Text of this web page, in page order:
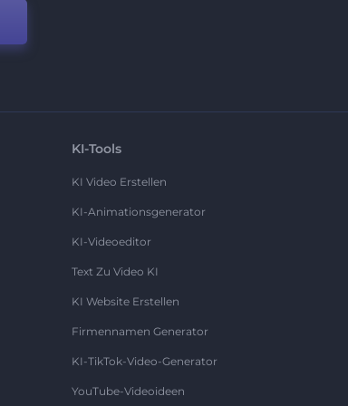
KI-Tools
KI Video Erstellen
KI-Animationsgenerator
KI-Videoeditor
Text Zu Video KI
KI Website Erstellen
Firmennamen Generator
KI-TikTok-Video-Generator
YouTube-Videoideen